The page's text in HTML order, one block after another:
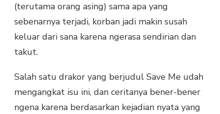
(terutama orang asing) sama apa yang
sebenarnya terjadi, korban jadi makin susah
keluar dari sana karena ngerasa sendirian dan
takut.
Salah satu drakor yang berjudul Save Me udah
mengangkat isu ini, dan ceritanya bener-bener
ngena karena berdasarkan kejadian nyata yang